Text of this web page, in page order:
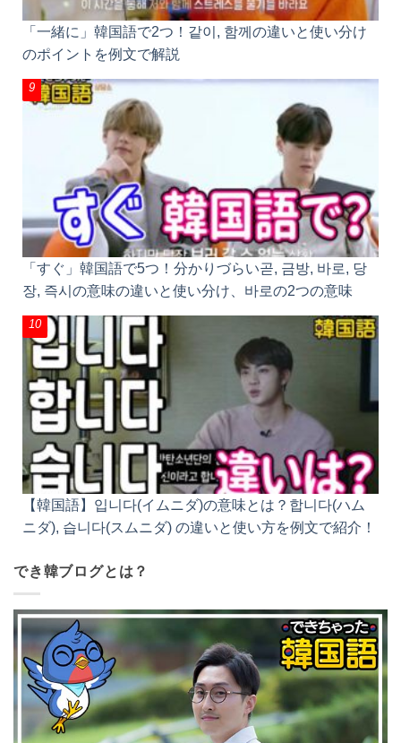
「一緒に」韓国語で2つ！같이, 함께の違いと使い分け
のポイントを例文で解説
「すぐ」韓国語で5つ！分かりづらい곧, 금방, 바로, 당
장, 즉시の意味の違いと使い分け、바로の2つの意味
【韓国語】입니다(イムニダ)の意味とは？합니다(ハム
ニダ), 습니다(スムニダ) の違いと使い方を例文で紹介！
でき韓ブログとは？